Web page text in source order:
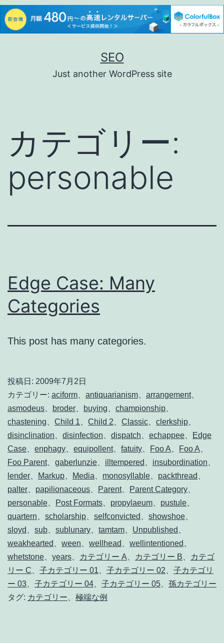
SEO
Just another WordPress site
カテゴリー:
personable
Edge Case: Many
Categories
This post has many categories.
投稿日: 2009年7月2日
カテゴリー: aciform、 antiquarianism、 arrangement、
asmodeus、 broder、 buying、 championship、
chastening、 Child 1、 Child 2、 Classic、 clerkship、
disinclination、 disinfection、 dispatch、 echappee、
Edge
Case、 enphagy、 equipollent、 fatuity、 Foo A、 Foo A、
Foo Parent、 gaberlunzie、 illtempered 、 insubordination、
lender、 Markup、 Media、 monosyllable、 packthread 、
palter、 papilionaceous、 Parent、 Parent Category、
personable、 Post Formats、 propylaeum、 pustule、
quartern、 scholarship、 selfconvicted 、 showshoe、
sloyd 、 sub、 sublunary、 tamtam、 Unpublished 、
weakhearted 、 ween、 wellhead 、 wellintentioned 、
whetstone、 years、 カテゴリー A、 カテゴリー B、
カテゴ
リー C、 子カテゴリー 01、 子カテゴリー 02、 子カテゴリ
ー 03、 子カテゴリー 04、 子カテゴリー 05、 孫カテゴリー
タグ: カテゴリー、 極端な例